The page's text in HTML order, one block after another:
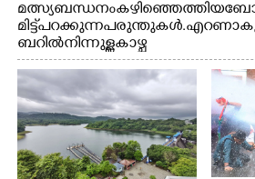
മത്സ്യബന്ധനം കഴിഞ്ഞെത്തിയ
മിട്ട് പറക്കുന്ന പരുന്തുകൾ.
ബറിൽ നിന്നുള്ള കാഴ്ച